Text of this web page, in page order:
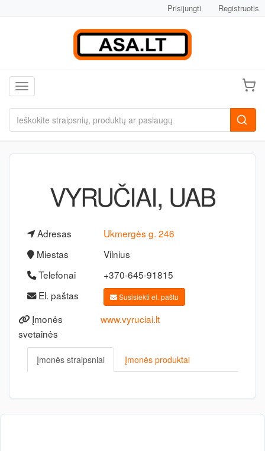
Prisijungti Registruotis
Toggle navigation
VYRUČIAI, UAB
Adresas
Ukmergės g. 246
Miestas
Vilnius
Telefonai
+370-645-91815
El. paštas
Susisiekti el. paštu
Įmonės
svetainės
www.vyruciai.lt
Įmonės straipsniai Įmonės produktai